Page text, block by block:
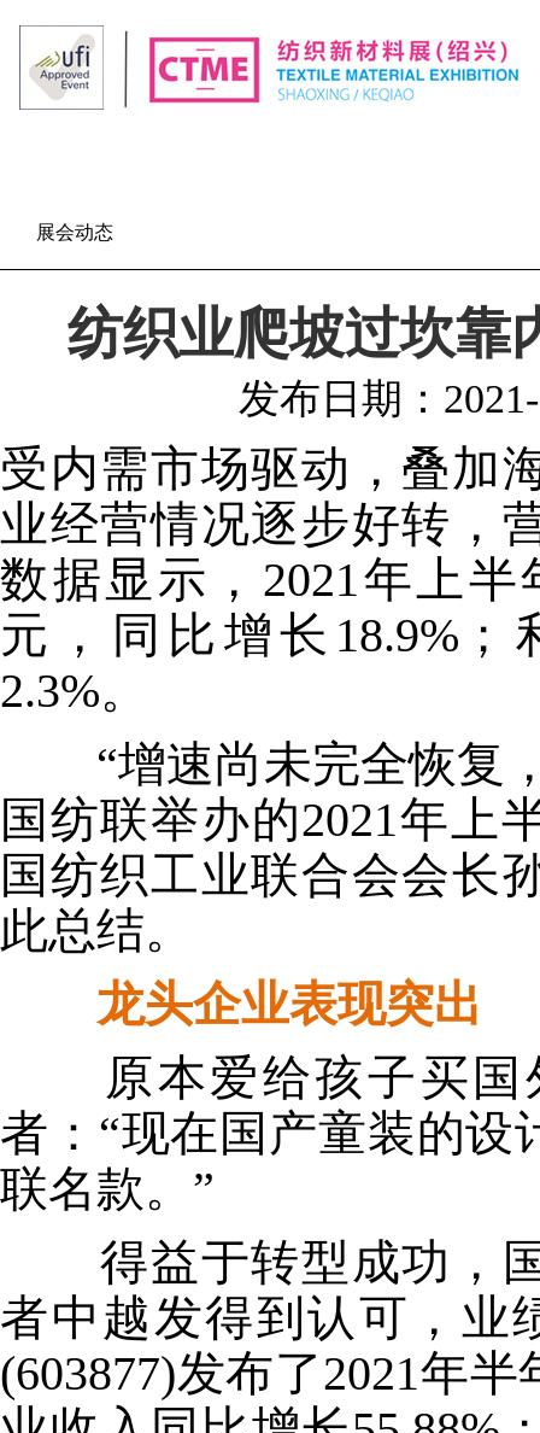
展会动态
纺织业爬坡过坎靠
发布日期：
受内需市场驱动，叠加
业经营情况逐步好转，
数据显示，2021年上半
元，同比增长18.9%
2.3%。
“增速尚未完全恢复，
国纺联举办的2021年上
国纺织工业联合会会长
此总结。
龙头企业表现突出
原本爱给孩子买国
者：“现在国产童装的
联名款。”
得益于转型成功，国
者中越发得到认可，业
(603877)发布了2021年